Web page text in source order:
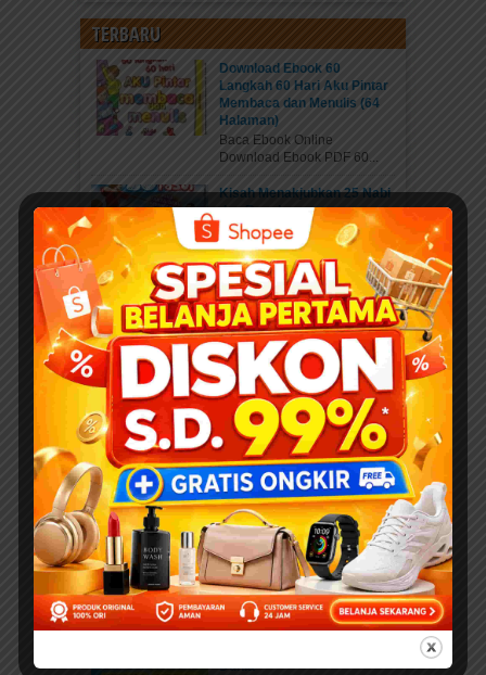
TERBARU
Download Ebook 60
Langkah 60 Hari Aku Pintar
Membaca dan Menulis (64
Halaman)
Baca Ebook Online
Download Ebook PDF 60...
Kisah Menakjubkan 25 Nabi
dan Rasul
Pahala Sedekah jariyah
ebook PDF “Kisah...
Download 400 Judul Ebook
Anak Isi 10+ Ribu Halaman
PDF Karya Kak Nurul Ihsan
DOWNLOAD EBOOK
ANAK DENGAN DONASI...
Daftar Anggota Elibrary.id
Daftar di sini Salam Sahabat
elibrary.id...
Kiko dan Firo: Petualangan
Si Burung Cendrawasih &
Mobil Pemadam yang
Pemberani
DOWNLOAD PAKET 1001
WORKSHEETS PAUD...
Kiko Si Penjaga Alam:
Petualangan Mengenal 6
Dunia